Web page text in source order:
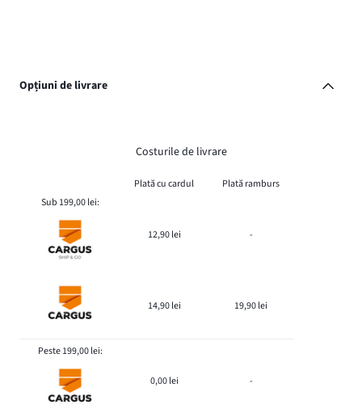
Opțiuni de livrare
Costurile de livrare
Plată cu cardul
Plată ramburs
Sub 199,00 lei:
12,90 lei -
14,90 lei 19,90 lei
Peste 199,00 lei:
0,00 lei -